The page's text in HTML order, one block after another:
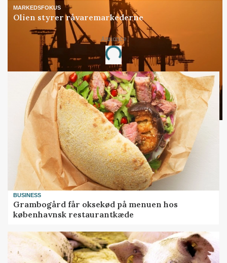
MARKEDSFOKUS
Olien styrer råvaremarkederne
Annonce
Loading...
BUSINESS
Grambogård får oksekød på menuen hos
københavnsk restaurantkæde